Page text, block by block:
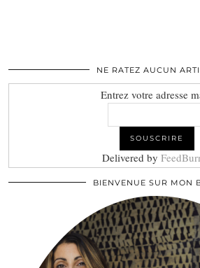
NE RATEZ AUCUN
Entrez votre adresse
Delivered by
BIENVENUE SUR MON